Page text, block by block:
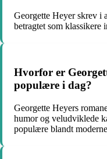
Georgette Heyer skrev i
betragtet som klassikere
Hvorfor er
populære i dag?
Georgette Heyers
humor og veludviklede
populære blandt